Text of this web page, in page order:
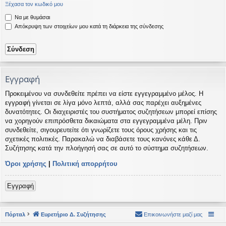
Ξέχασα τον κωδικό μου
Να με θυμάσαι
Απόκρυψη των στοιχείων μου κατά τη διάρκεια της σύνδεσης
Εγγραφή
Προκειμένου να συνδεθείτε πρέπει να είστε εγγεγραμμένο μέλος. Η
εγγραφή γίνεται σε λίγα μόνο λεπτά, αλλά σας παρέχει αυξημένες
δυνατότητες. Οι διαχειριστές του συστήματος συζητήσεων μπορεί επίσης
να χορηγούν επιπρόσθετα δικαιώματα στα εγγεγραμμένα μέλη. Πριν
συνδεθείτε, σιγουρευτείτε ότι γνωρίζετε τους όρους χρήσης και τις
σχετικές πολιτικές. Παρακαλώ να διαβάσετε τους κανόνες κάθε Δ.
Συζήτησης κατά την πλοήγησή σας σε αυτό το σύστημα συζητήσεων.
Όροι χρήσης | Πολιτική απορρήτου
Εγγραφή
Πόρταλ Ευρετήριο Δ. Συζήτησης Επικοινωνήστε μαζί μας